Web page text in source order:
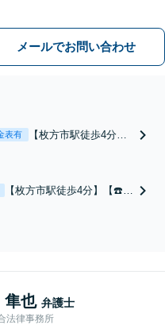
で不安を取り除けるよう努めま
メールでお問い合わせ
表有
【枚方市駅徒歩4分】
ょう【財産分与、親
気軽にご相談ください
【子連れ相談OK】
【枚方市駅徒歩4分】【☎️弁
サポートします！【解決実
棄、不動産についてもお気
軽にご相談ください。【他
隼也 弁護士
法律事務所